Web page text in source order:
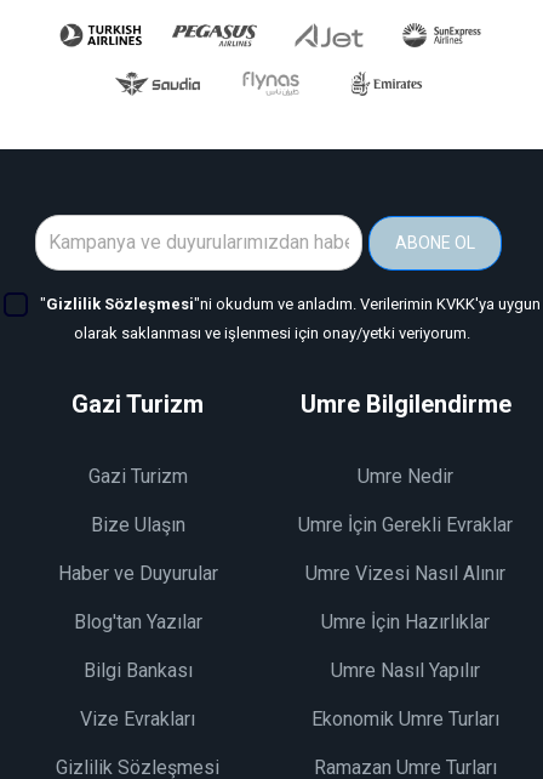
ABONE OL
"Gizlilik Sözleşmesi"ni okudum ve anladım. Verilerimin KVKK'ya uygun
olarak saklanması ve işlenmesi için onay/yetki veriyorum.
Gazi Turizm
Gazi Turizm
Bize Ulaşın
Haber ve Duyurular
Blog'tan Yazılar
Bilgi Bankası
Vize Evrakları
Gizlilik Sözleşmesi
Umre Bilgilendirme
Umre Nedir
Umre İçin Gerekli Evraklar
Umre Vizesi Nasıl Alınır
Umre İçin Hazırlıklar
Umre Nasıl Yapılır
Ekonomik Umre Turları
Ramazan Umre Turları